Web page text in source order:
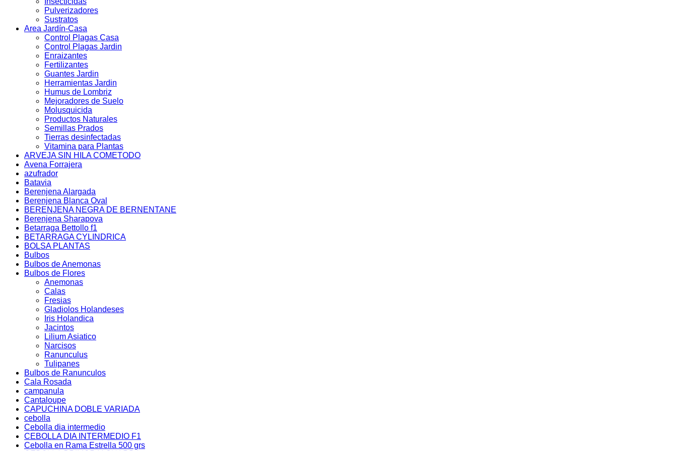
Pulverizadores
Sustratos
Area Jardín-Casa
Control Plagas Casa
Control Plagas Jardin
Enraizantes
Fertilizantes
Guantes Jardin
Herramientas Jardin
Humus de Lombriz
Mejoradores de Suelo
Molusquicida
Productos Naturales
Semillas Prados
Tierras desinfectadas
Vitamina para Plantas
ARVEJA SIN HILA COMETODO
Avena Forrajera
azufrador
Batavia
Berenjena Alargada
Berenjena Blanca Oval
BERENJENA NEGRA DE BERNENTANE
Berenjena Sharapova
Betarraga Bettollo f1
BETARRAGA CYLINDRICA
BOLSA PLANTAS
Bulbos
Bulbos de Anemonas
Bulbos de Flores
Anemonas
Calas
Fresias
Gladiolos Holandeses
Iris Holandica
Jacintos
Lilium Asiatico
Narcisos
Ranunculus
Tulipanes
Bulbos de Ranunculos
Cala Rosada
campanula
Cantaloupe
CAPUCHINA DOBLE VARIADA
cebolla
Cebolla dia intermedio
CEBOLLA DIA INTERMEDIO F1
Cebolla en Rama Estrella 500 grs